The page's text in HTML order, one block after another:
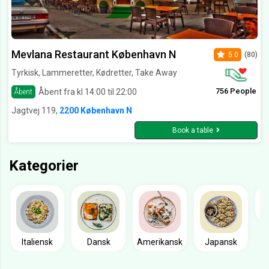
Mevlana Restaurant København N
Tyrkisk, Lammeretter, Kødretter, Take Away
Åbent Åbent fra kl 14:00 til 22:00
5.0 (80)
756 People
Jagtvej 119, 2200 København N
Book a table
Kategorier
Italiensk Dansk Amerikansk Japansk